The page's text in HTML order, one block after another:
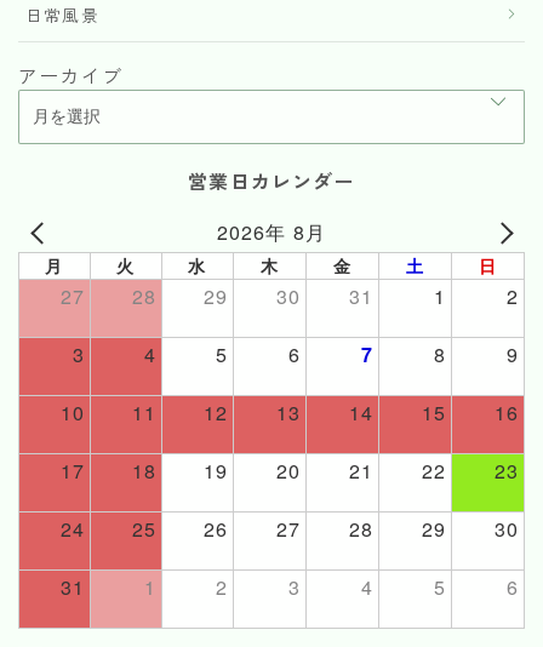
日常風景
アーカイブ
営業日カレンダー
2026年 8月
月 火 水 木 金 土 日
27 28 29 30 31 1 2
3 4 5 6 7 8 9
10 11 12 13 14 15 16
17 18 19 20 21 22 23
24 25 26 27 28 29 30
31 1 2 3 4 5 6